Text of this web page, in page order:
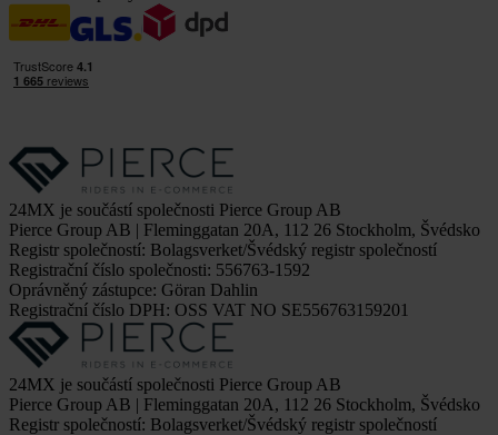
24MX je součástí společnosti Pierce Group AB
Pierce Group AB | Fleminggatan 20A, 112 26 Stockholm, Švédsko
Registr společností: Bolagsverket/Švédský registr společností
Registrační číslo společnosti: 556763-1592
Oprávněný zástupce: Göran Dahlin
Registrační číslo DPH: OSS VAT NO SE556763159201
24MX je součástí společnosti Pierce Group AB
Pierce Group AB | Fleminggatan 20A, 112 26 Stockholm, Švédsko
Registr společností: Bolagsverket/Švédský registr společností